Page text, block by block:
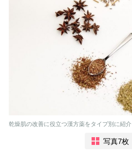
乾燥肌の改善に役立つ漢方薬をタイプ別に紹介
写真7枚